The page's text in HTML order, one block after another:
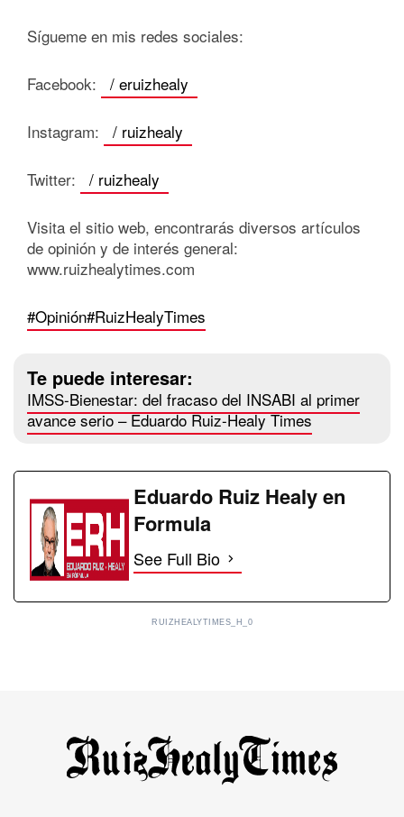
Sígueme en mis redes sociales:
Facebook: / eruizhealy
Instagram: / ruizhealy
Twitter: / ruizhealy
Visita el sitio web, encontrarás diversos artículos
de opinión y de interés general:
www.ruizhealytimes.com
#Opinión#RuizHealyTimes
Te puede interesar:
IMSS-Bienestar: del fracaso del INSABI al primer
avance serio – Eduardo Ruiz-Healy Times
Eduardo Ruiz Healy en
Formula
See Full Bio
RUIZHEALYTIMES_H_0